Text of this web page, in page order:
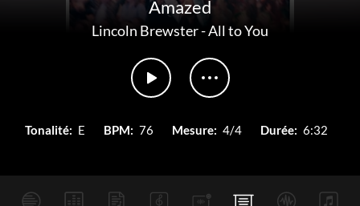
Amazed
Lincoln Brewster-All to You
Tonalité: E BPM: 76 Mesure: 4/4 Durée: 6:32